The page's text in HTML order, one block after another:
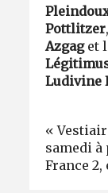
Pottlitzer,
Azgaget
Ludivine
«
samedi à
France